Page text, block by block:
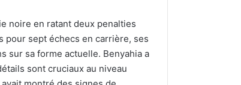
noire en ratant deux penalties
pour sept échecs en carrière, ses
sur sa forme actuelle. Benyahia a
sont cruciaux au niveau